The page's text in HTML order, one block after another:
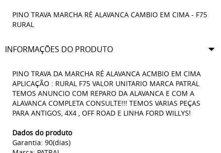
PINO TRAVA MARCHA RÉ ALAVANCA CAMBIO EM CIMA - F75
RURAL
INFORMAÇÕES DO PRODUTO
PINO TRAVA DA MARCHA RÉ ALAVANCA ACMBIO EM CIMA
APLICAÇÃO : RURAL F75 VALOR UNITARIO MARCA PATRAL
TEMOS ANUNCIO COM REPARO DA ALAVANCA E COM A
ALAVANCA COMPLETA CONSULTE!!! TEMOS VARIAS PEÇAS
PARA ANTIGOS, 4X4 , OFF ROAD E LINHA FORD WILLYS!
Dados do produto
Garantia: 90(dias)